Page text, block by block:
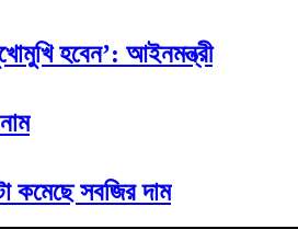
হবেন’: আইনমন্ত্রী
কমেছে সবজির দাম